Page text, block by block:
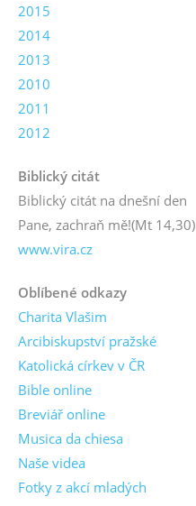
2015
2014
2013
2010
2011
2012
Biblický citát
Biblický citát na dnešní den
Pane, zachraň mě!(Mt 14,30)
www.vira.cz
Oblíbené odkazy
Charita Vlašim
Arcibiskupství pražské
Katolická církev v ČR
Bible online
Breviář online
Musica da chiesa
Naše videa
Fotky z akcí mladých